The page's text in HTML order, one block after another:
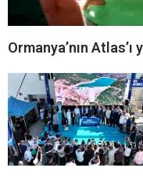
Ormanya’nın